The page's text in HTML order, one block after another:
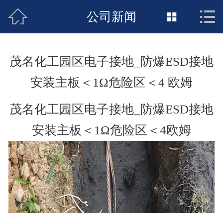
接地工程首页
新闻动态
案例展示
联络惠发
 公司新闻  
茂名化工园区电子接地_防爆ESD接地
安装主板＜1Ω危险区＜4 欧姆
茂名化工园区电子接地_防爆ESD接地
安装主板＜1Ω危险区＜4欧姆